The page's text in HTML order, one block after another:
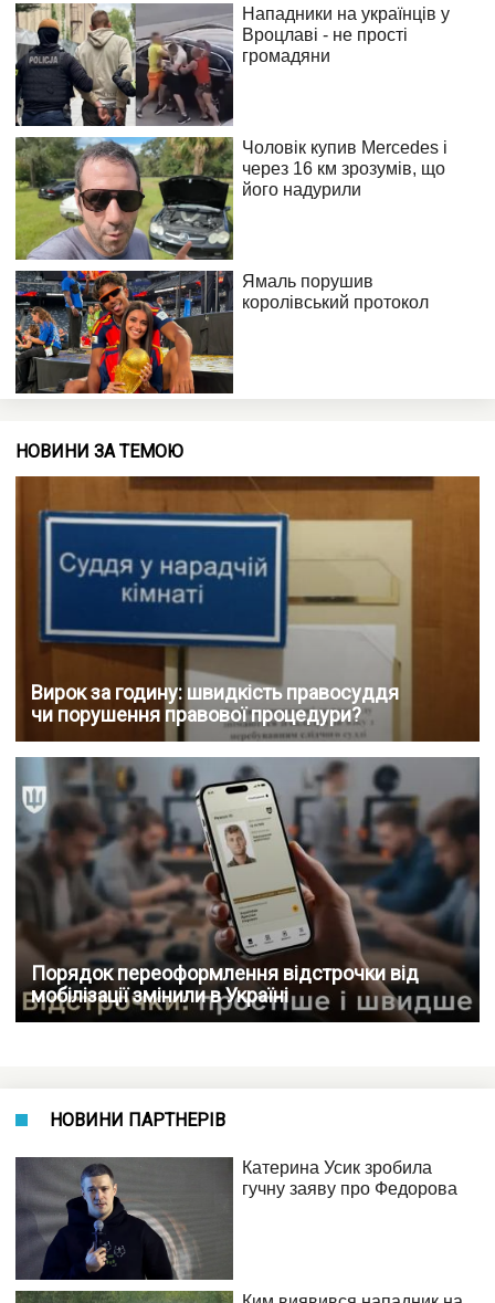
НОВИНИ ЗА ТЕМОЮ
Вирок за годину: швидкість правосуддя
чи порушення правової процедури?
Порядок переоформлення відстрочки від
мобілізації змінили в Україні
НОВИНИ ПАРТНЕРІВ